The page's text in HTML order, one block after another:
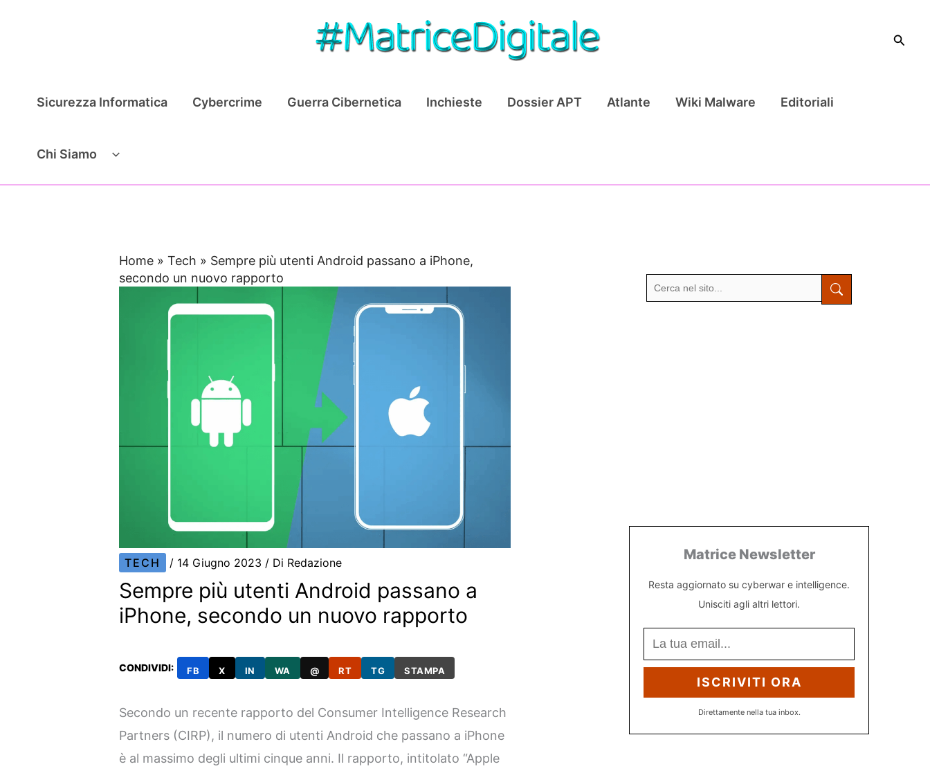
Cerca
Sicurezza Informatica Cybercrime Guerra Cibernetica Inchieste Dossier APT Atlante Wiki Malware Editoriali
Chi Siamo
Home »Tech » Sempre più utenti Android passano a iPhone,
secondo un nuovo rapporto
TECH / 14 Giugno 2023 / Di Redazione
Sempre più utenti Android passano a
iPhone, secondo un nuovo rapporto
CONDIVIDI: FB X IN WA @ RT TG STAMPA
Secondo un recente rapporto del Consumer Intelligence Research
Partners (CIRP), il numero di utenti Android che passano a iPhone
è al massimo degli ultimi cinque anni. Il rapporto, intitolato “Apple
Matrice Newsletter
Resta aggiornato su cyberwar e intelligence.
Unisciti agli altri lettori.
ISCRIVITI ORA
Direttamente nella tua inbox.